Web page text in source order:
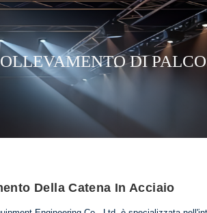
DI
Della Catena In Acciaio